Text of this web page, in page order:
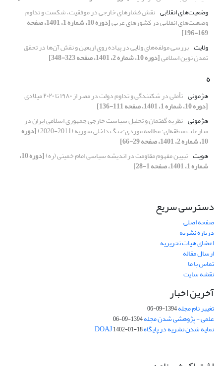
وضعیت‌های انقلابی نقش فشارهای خارجی در موفقیت، شکست و تداوم
وضعیت‌های انقلابی در کشورهای عربی [دوره 10، شماره 1، 1401، صفحه
169-196]
ولایت بررسی مولفه‌های ولایی در پیاده روی اربعین و نقش آن‌ها در تحقق
تمدن نوین اسلامی[دوره 10، شماره 2، 1401، صفحه 323-348]
ه
هژمونی تأملی در شکنندگی و تداوم دولت در مصر از ۱۹۸۰ تا ۲۰۲۰ میلادی
[دوره 10، شماره 1، 1401، صفحه 111-136]
هژمونی نظریه گفتمان و تحلیل سیاست خارجی جمهوری اسلامی ایران در
منازعات منطقه‌ای؛ مطالعه موردی:جنگ داخلی سوریه (2011-2020) [دوره
10، شماره 2، 1401، صفحه 29-66]
هویت تبیین مفهوم مقاومت در اندیشه سیاسی امام خمینی (ره) [دوره 10،
شماره 1، 1401، صفحه 1-28]
دسترسی سریع
صفحه اصلی
درباره نشریه
اعضای هیات تحریریه
ارسال مقاله
تماس با ما
نقشه سایت
آخرین اخبار
تغییر نام مجله1394-09-06
علمی - پژوهشی شدن مجله1394-09-06
نمایه شدن نشریه در پایگاه DOAJ1402-01-18